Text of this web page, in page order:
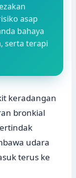
asap
bahaya
serta terapi
keradangan
bronkial
udara
terus ke